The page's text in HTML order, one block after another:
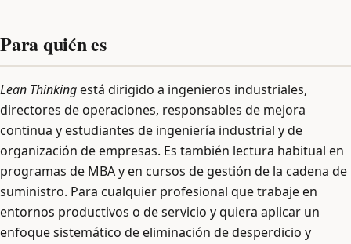
Para quién es
Lean Thinkingestá dirigido a ingenieros industriales,
directores de operaciones, responsables de mejora
continua y estudiantes de ingeniería industrial y de
organización de empresas. Es también lectura habitual en
programas de MBA y en cursos de gestión de la cadena de
suministro. Para cualquier profesional que trabaje en
entornos productivos o de servicio y quiera aplicar un
enfoque sistemático de eliminación de desperdicio y